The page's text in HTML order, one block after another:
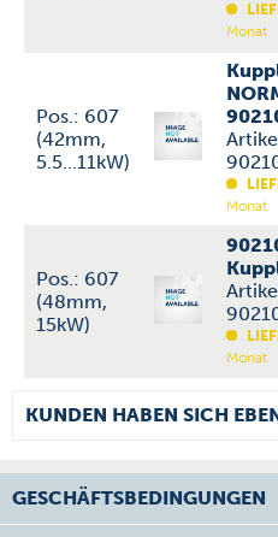
Monat
Pos.: 607
(42mm,
5.5...11kW)
Monat
Pos.: 607
(48mm,
15kW)
Monat
KUNDEN HABEN SICH
GESCHÄFTSBEDINGUNGEN